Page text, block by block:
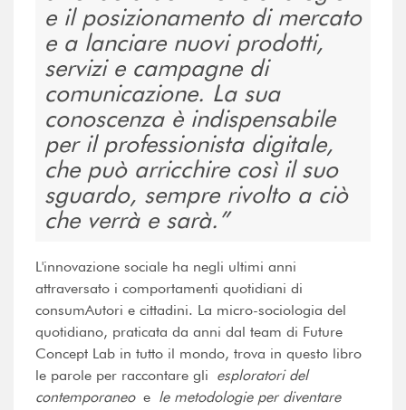
e il posizionamento di mercato
e a lanciare nuovi prodotti,
servizi e campagne di
comunicazione. La sua
conoscenza è indispensabile
per il professionista digitale,
che può arricchire così il suo
sguardo, sempre rivolto a ciò
che verrà e sarà.
L'innovazione sociale ha negli ultimi anni
attraversato i comportamenti quotidiani di
consumAutori e cittadini. La micro-sociologia del
quotidiano, praticata da anni dal team di Future
Concept Lab in tutto il mondo, trova in questo libro
le parole per raccontare gli esploratori del
contemporaneoe le metodologie per diventare